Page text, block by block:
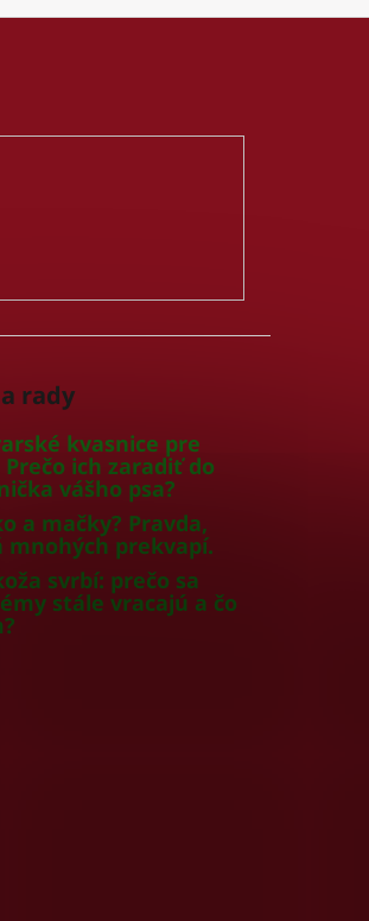
rady
kvasnice pre
Prečo ich zaradiť do
vášho psa?
a mačky? Pravda,
mnohých prekvapí.
svrbí: prečo sa
stále vracajú a čo